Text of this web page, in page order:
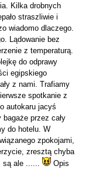
Kilka drobnych
straszliwie i
wiadomo dlaczego.
Lądowanie bez
z temperaturą.
do odprawy
egipskiego
z nami. Trafiamy
spotkanie z
autokaru jacyś
przez cały
do hotelu. W
zpokojami,
zresztą chyba
są ale ......
Opis